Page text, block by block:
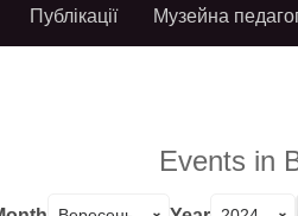
Публікації Музейна
Events in